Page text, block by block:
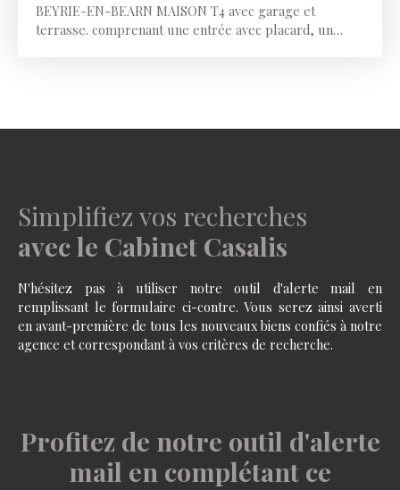
BEYRIE-EN-BEARN MAISON T4 avec garage et
terrasse. comprenant une entrée avec placard, un
Simplifiez vos recherches
avec le Cabinet Casalis
N'hésitez pas à utiliser notre outil d'alerte mail en
remplissant le formulaire ci-contre. Vous serez ainsi averti
en avant-première de tous les nouveaux biens confiés à notre
agence et correspondant à vos critères de recherche.
Profitez de notre outil d'alerte
mail en complétant ce